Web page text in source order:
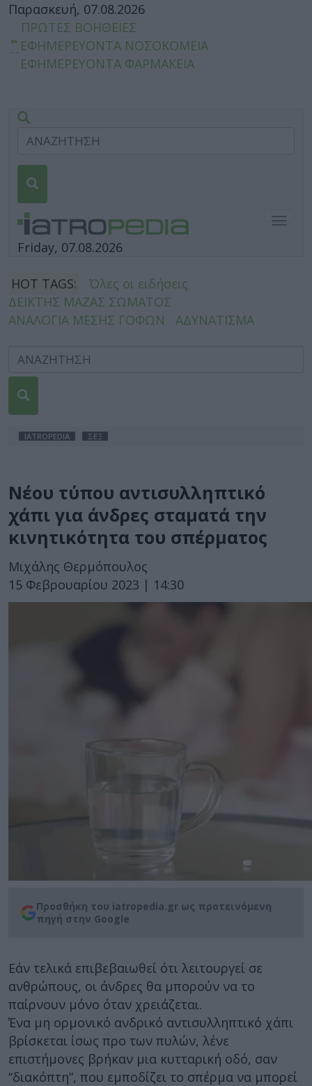
Παρασκευή, 07.08.2026
ΠΡΩΤΕΣ ΒΟΗΘΕΙΕΣ
ΕΦΗΜΕΡΕΥΟΝΤΑ ΝΟΣΟΚΟΜΕΙΑ
ΕΦΗΜΕΡΕΥΟΝΤΑ ΦΑΡΜΑΚΕΙΑ
Friday, 07.08.2026
HOT TAGS:
Όλες οι ειδήσεις
ΔΕΙΚΤΗΣ ΜΑΖΑΣ ΣΩΜΑΤΟΣ
ΑΝΑΛΟΓΙΑ ΜΕΣΗΣ ΓΟΦΩΝ
ΑΔΥΝΑΤΙΣΜΑ
IATROPEDIA ΣΕΞ
Νέου τύπου αντισυλληπτικό
χάπι για άνδρες σταματά την
κινητικότητα του σπέρματος
Μιχάλης Θερμόπουλος
15 Φεβρουαρίου 2023 | 14:30
Προσθήκη του iatropedia.gr ως προτεινόμενη
πηγή στην Google
Εάν τελικά επιβεβαιωθεί ότι λειτουργεί σε
ανθρώπους, οι άνδρες θα μπορούν να το
παίρνουν μόνο όταν χρειάζεται.
Ένα μη ορμονικό ανδρικό αντισυλληπτικό χάπι
βρίσκεται ίσως προ των πυλών, λένε
επιστήμονες βρήκαν μια κυτταρική οδό, σαν
“διακόπτη”, που εμποδίζει το σπέρμα να μπορεί